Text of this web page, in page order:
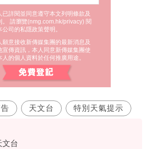
已詳閱並同意遵守本文列明條款及
。 請瀏覽(nmg.com.hk/privacy) 閱
公司的私隱政策聲明。
願意接收新傳媒集團的最新消息及
宣傳資訊，本人同意新傳媒集團使
人的個人資料於任何推廣用途。
天文台 特別天氣提示
文台